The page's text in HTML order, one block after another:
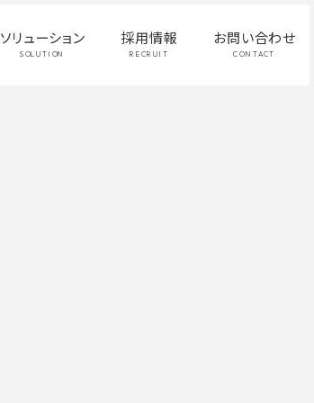
ソリューション
SOLUTION
採用情報
RECRUIT
お問い合わせ
CONTACT